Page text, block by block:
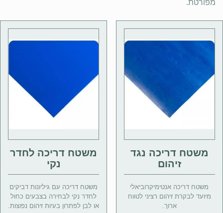
מפורטת.
משטח דריכה נגד
זיהום
משטח דריכה אנטימיקרוביאלי
מיועד לבקרת זיהום רציני לטווח
ארוך.
משטח דריכה לחדר
נקי
משטח דריכה עם גיליונות דביקים
לחדר נקי לבחירה בצבעים כחול
או לבן לפתרון בעיות זיהום נפוצות.